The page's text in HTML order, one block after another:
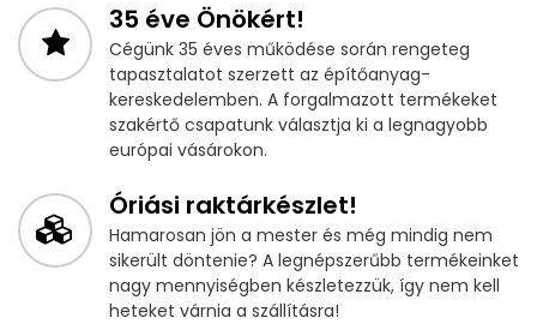
35 éve Önökért!
Cégünk 35 éves működése során rengeteg
tapasztalatot szerzett az építőanyag-
kereskedelemben. A forgalmazott termékeket
szakértő csapatunk választja ki a legnagyobb
európai vásárokon.
Óriási raktárkészlet!
Hamarosan jön a mester és még mindig nem
sikerült döntenie? A legnépszerűbb termékeinket
nagy mennyiségben készletezzük, így nem kell
heteket várnia a szállításra!